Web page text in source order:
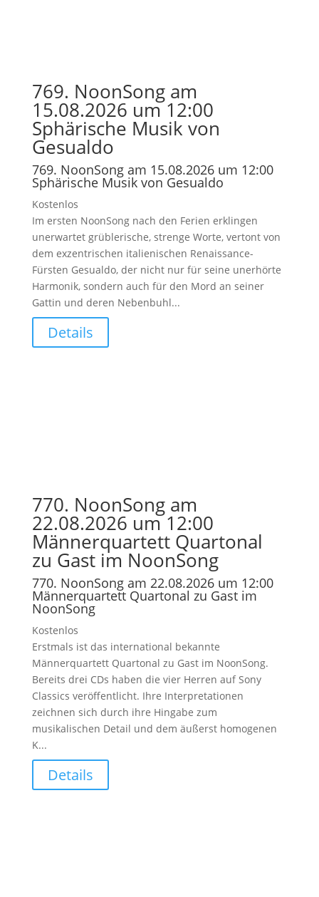
769. NoonSong am
15.08.2026 um 12:00
Sphärische Musik von
Gesualdo
769. NoonSong am 15.08.2026 um 12:00
Sphärische Musik von Gesualdo
Kostenlos
Im ersten NoonSong nach den Ferien erklingen
unerwartet grüblerische, strenge Worte, vertont von
dem exzentrischen italienischen Renaissance-
Fürsten Gesualdo, der nicht nur für seine unerhörte
Harmonik, sondern auch für den Mord an seiner
Gattin und deren Nebenbuhl...
Details
770. NoonSong am
22.08.2026 um 12:00
Männerquartett Quartonal
zu Gast im NoonSong
770. NoonSong am 22.08.2026 um 12:00
Männerquartett Quartonal zu Gast im
NoonSong
Kostenlos
Erstmals ist das international bekannte
Männerquartett Quartonal zu Gast im NoonSong.
Bereits drei CDs haben die vier Herren auf Sony
Classics veröffentlicht. Ihre Interpretationen
zeichnen sich durch ihre Hingabe zum
musikalischen Detail und dem äußerst homogenen
K...
Details